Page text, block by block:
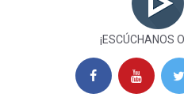
¡ESCÚCHANOS